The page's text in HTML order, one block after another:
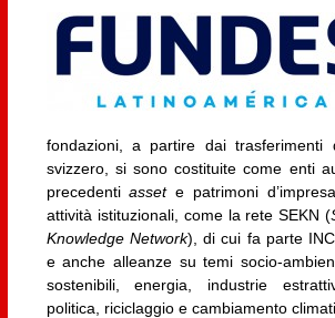
fondazioni, a partire dai trasferimenti
svizzero, si sono costituite come enti
precedentiassete patrimoni
attività istituzionali, come la rete SEKN (
Knowledge Network), di cui fa parte
e anche alleanze su temi socio-
sostenibili, energia, industrie
politica, riciclaggio e cambiamento